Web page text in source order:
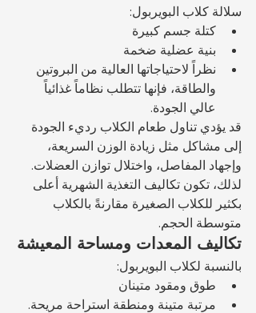
سلالة كلاب البويربول:
كتلة جسم كبيرة
بنية عضلية ضخمة
نظراً لاحتياجاتها العالية من البروتين
والطاقة، فإنها تتطلب نظاماً غذائياً
عالي الجودة.
قد يؤدي تناول طعام الكلاب رديء الجودة
إلى مشاكل مثل زيادة الوزن السريعة،
وإجهاد المفاصل، واختلال توازن العضلات.
لذلك، تكون تكاليف التغذية الشهرية أعلى
بكثير للكلاب الصغيرة مقارنةً بالكلاب
متوسطة الحجم.
تكاليف المعدات ومساحة المعيشة
بالنسبة لكلاب البويربول:
طوق ومقود متينان
مرتبة متينة ومنطقة استراحة مريحة.